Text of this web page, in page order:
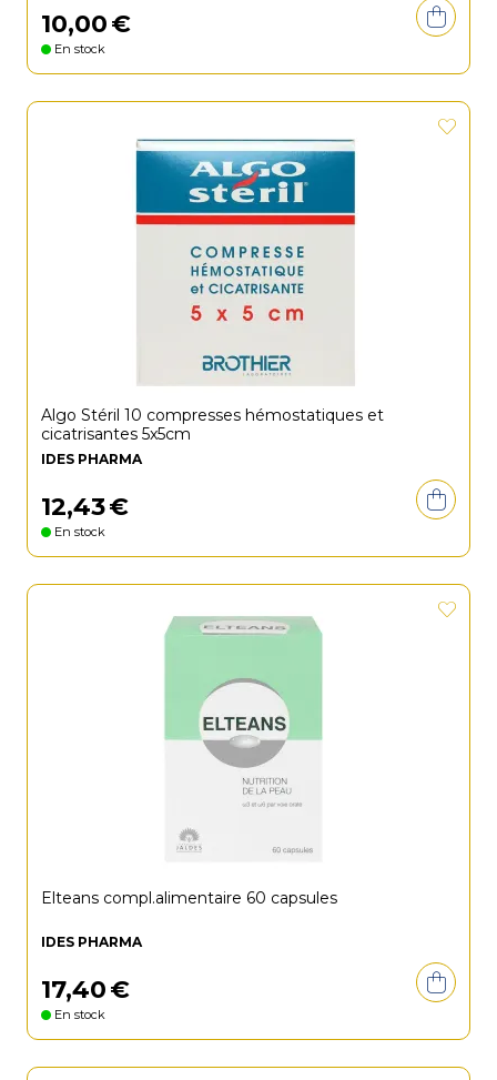
10,00€
En stock
Algo Stéril 10 compresses hémostatiques et
cicatrisantes 5x5cm
IDES PHARMA
12,43€
En stock
Elteans compl.alimentaire 60 capsules
IDES PHARMA
17,40€
En stock